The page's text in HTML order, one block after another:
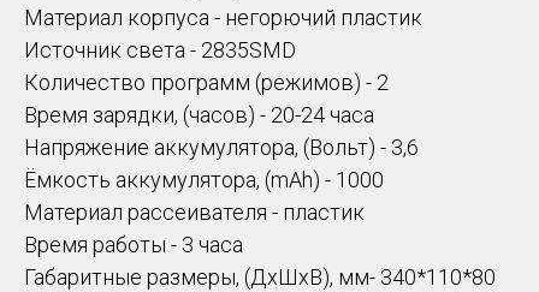
Материал корпуса - негорючий пластик
Источник света - 2835SMD
Количество программ (режимов) - 2
Время зарядки, (часов) - 20-24 часа
Напряжение аккумулятора, (Вольт) - 3,6
Ёмкость аккумулятора, (mAh) - 1000
Материал рассеивателя - пластик
Время работы - 3 часа
Габаритные размеры, (ДхШхВ), мм- 340*110*80